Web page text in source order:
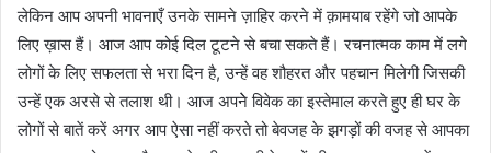
लेकिन आप अपनी भावनाएँ उनके सामने ज़ाहिर करने में क़ामयाब रहेंगे जो आपके
लिए ख़ास हैं। आज आप कोई दिल टूटने से बचा सकते हैं। रचनात्मक काम में लगे
लोगों के लिए सफलता से भरा दिन है, उन्हें वह शौहरत और पहचान मिलेगी जिसकी
उन्हें एक अरसे से तलाश थी। आज अपनेे विवेक का इस्तेमाल करते हुए ही घर के
लोगों से बातें करें अगर आप ऐसा नहीं करते तो बेवजह के झगड़ों की वजह से आपका